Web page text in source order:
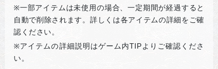
※一部アイテムは未使用の場合、一定期間が経過すると
自動で削除されます。詳しくは各アイテムの詳細をご確
認ください。
※アイテムの詳細説明はゲーム内TIPよりご確認くださ
い。